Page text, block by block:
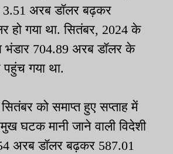
3.51 अरब डॉलर बढ़कर
हो गया था. सितंबर, 2024 के
भंडार 704.89 अरब डॉलर के
गया था.
को समाप्त हुए सप्ताह में
घटक मानी जाने वाली विदेशी
अरब डॉलर बढ़कर 587.01